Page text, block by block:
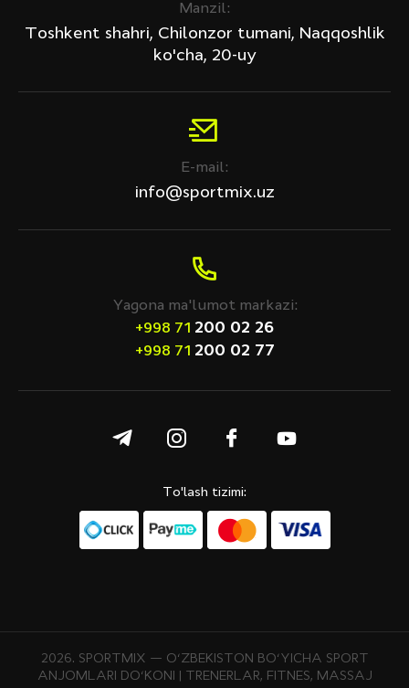
Manzil:
Toshkent shahri, Chilonzor tumani, Naqqoshlik
ko'cha, 20-uy
E-mail:
info@sportmix.uz
Yagona ma'lumot markazi:
+998 71 200 02 26
+998 71 200 02 77
To'lash tizimi:
2026. SPORTMIX — O‘ZBEKISTON BO‘YICHA SPORT
ANJOMLARI DO‘KONI | TRENERLAR, FITNES, MASSAJ